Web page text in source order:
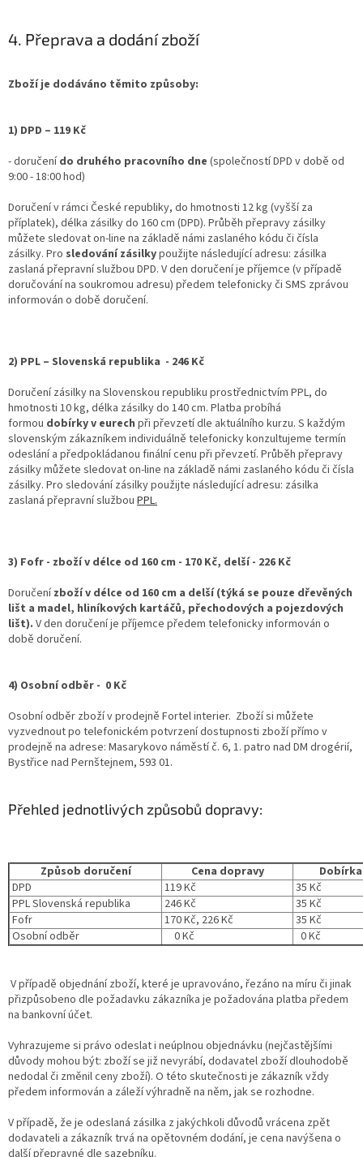
4. Přeprava a dodání zboží
Zboží je dodáváno těmito způsoby:
1) DPD – 119 Kč
- doručenído druhého pracovního dne (společností DPD v době od
9:00 - 18:00 hod)
Doručení v rámci České republiky, do hmotnosti 12 kg (vyšší za
příplatek), délka zásilky do 160 cm (DPD). Průběh přepravy zásilky
můžete sledovat on-line na základě námi zaslaného kódu či čísla
zásilky. Pro sledování zásilkypoužijte následující adresu: zásilka
zaslaná přepravní službou DPD. V den doručení je příjemce (v případě
doručování na soukromou adresu) předem telefonicky či SMS zprávou
informován o době doručení.
2) PPL – Slovenská republika - 246 Kč
Doručení zásilky na Slovenskou republiku prostřednictvím PPL, do
hmotnosti 10 kg, délka zásilky do 140 cm. Platba probíhá
formou dobírky v eurech při převzetí dle aktuálního kurzu. S každým
slovenským zákazníkem individuálně telefonicky konzultujeme termín
odeslání a předpokládanou finální cenu při převzetí. Průběh přepravy
zásilky můžete sledovat on-line na základě námi zaslaného kódu či čísla
zásilky. Pro sledování zásilky použijte následující adresu: zásilka
zaslaná přepravní službou PPL.
3) Fofr - zboží v délce od 160 cm - 170 Kč, delší - 226 Kč
Doručenízboží v délce od 160 cm a delší (týká se pouze dřevěných
lišt a madel, hliníkových kartáčů, přechodových a pojezdových
lišt). V den doručení je příjemce předem telefonicky informován o
době doručení.
4) Osobní odběr - 0 Kč
Osobní odběr zboží v prodejně Fortel interier. Zboží si můžete
vyzvednout po telefonickém potvrzení dostupnosti zboží přímo v
prodejně na adrese: Masarykovo náměstí č. 6, 1. patro nad DM drogérií,
Bystřice nad Pernštejnem, 593 01.
Přehled jednotlivých způsobů dopravy:
Způsob doručení Cena dopravy
DPD
119 Kč
35 Kč
PPL Slovenská republika
246 Kč
35 Kč
Fofr
170 Kč, 226 Kč
35 Kč
Osobní odběr
0 Kč 0 Kč
V případě objednání zboží, které je upravováno, řezáno na míru či jinak
přizpůsobeno dle požadavku zákazníka je požadována platba předem
na bankovní účet.
Vyhrazujeme si právo odeslat i neúplnou objednávku (nejčastějšími
důvody mohou být: zboží se již nevyrábí, dodavatel zboží dlouhodobě
nedodal či změnil ceny zboží). O této skutečnosti je zákazník vždy
předem informován a záleží výhradně na něm, jak se rozhodne.
V případě, že je odeslaná zásilka z jakýchkoli důvodů vrácena zpět
dodavateli a zákazník trvá na opětovném dodání, je cena navýšena o
další přepravné dle sazebníku.